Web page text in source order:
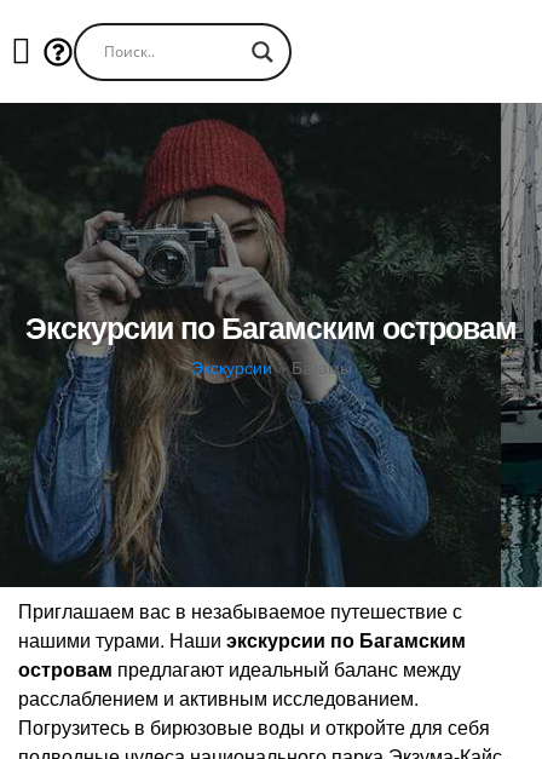
Экскурсии по Багамским островам
Экскурсии»Багамы
Приглашаем вас в незабываемое путешествие с
нашими турами. Наши экскурсии по Багамским
островам предлагают идеальный баланс между
расслаблением и активным исследованием.
Погрузитесь в бирюзовые воды и откройте для себя